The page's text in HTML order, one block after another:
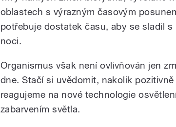
oblastech s výrazným časovým
potřebuje dostatek času, aby se sladil
noci.
Organismus však není ovlivňován jen
dne. Stačí si uvědomit, nakolik
reagujeme na nové technologie
zabarvením světla.